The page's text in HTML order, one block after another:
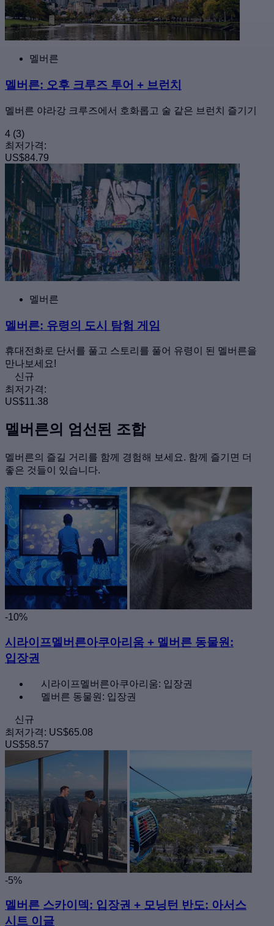
멜버른
멜버른: 오후 크루즈 투어 + 브런치
멜버른 야라강 크루즈에서 호화롭고 술 같은 브런치 즐기기
4 (3)
최저가격:
US$84.79
멜버른
멜버른: 유령의 도시 탐험 게임
휴대전화로 단서를 풀고 스토리를 풀어 유령이 된 멜버른을
만나보세요!
신규
최저가격:
US$11.38
멜버른의 엄선된 조합
멜버른의 즐길 거리를 함께 경험해 보세요. 함께 즐기면 더
좋은 것들이 있습니다.
-10%
시라이프멜버른아쿠아리움 + 멜버른 동물원:
입장권
시라이프멜버른아쿠아리움: 입장권
멜버른 동물원: 입장권
신규
최저가격: US$65.08
US$58.57
-5%
멜버른 스카이덱: 입장권 + 모닝턴 반도: 아서스
시트 이글